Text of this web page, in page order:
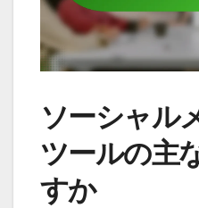
ソーシャル
ツールの主
すか